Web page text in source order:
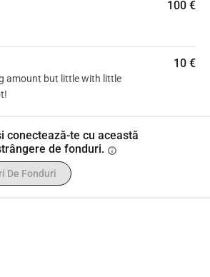
100 €
10 €
amount but little with little
conectează-te cu această
de fonduri. info
De Fonduri